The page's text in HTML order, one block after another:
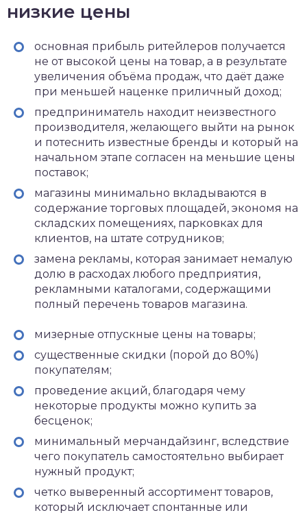
низкие цены
основная прибыль ритейлеров получается
не от высокой цены на товар, а в результате
увеличения объёма продаж, что даёт даже
при меньшей наценке приличный доход;
предприниматель находит неизвестного
производителя, желающего выйти на рынок
и потеснить известные бренды и который на
начальном этапе согласен на меньшие цены
поставок;
магазины минимально вкладываются в
содержание торговых площадей, экономя на
складских помещениях, парковках для
клиентов, на штате сотрудников;
замена рекламы, которая занимает немалую
долю в расходах любого предприятия,
рекламными каталогами, содержащими
полный перечень товаров магазина.
мизерные отпускные цены на товары;
существенные скидки (порой до 80%)
покупателям;
проведение акций, благодаря чему
некоторые продукты можно купить за
бесценок;
минимальный мерчандайзинг, вследствие
чего покупатель самостоятельно выбирает
нужный продукт;
четко выверенный ассортимент товаров,
который исключает спонтанные или